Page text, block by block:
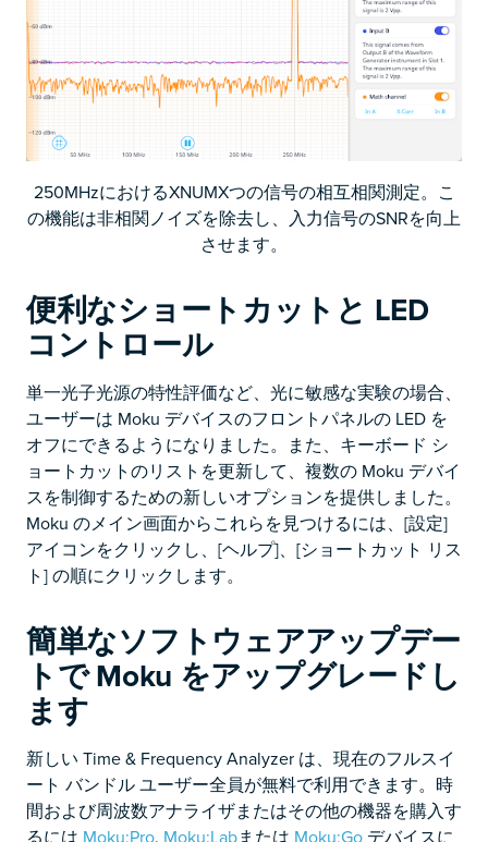
250MHzにおけるXNUMXつの信号の相互相関測定。こ
の機能は非相関ノイズを除去し、入力信号のSNRを向上
させます。
便利なショートカットと LED
コントロール
単一光子光源の特性評価など、光に敏感な実験の場合、
ユーザーは Moku デバイスのフロントパネルの LED を
オフにできるようになりました。また、キーボード シ
ョートカットのリストを更新して、複数の Moku デバイ
スを制御するための新しいオプションを提供しました。
Moku のメイン画面からこれらを見つけるには、[設定]
アイコンをクリックし、[ヘルプ]、[ショートカット リス
ト] の順にクリックします。
簡単なソフトウェアアップデー
トで Moku をアップグレードし
ます
新しい Time & Frequency Analyzer は、現在のフルスイ
ート バンドル ユーザー全員が無料で利用できます。時
間および周波数アナライザまたはその他の機器を購入す
るには Moku:Pro, Moku:Labまたは Moku:Go デバイスに